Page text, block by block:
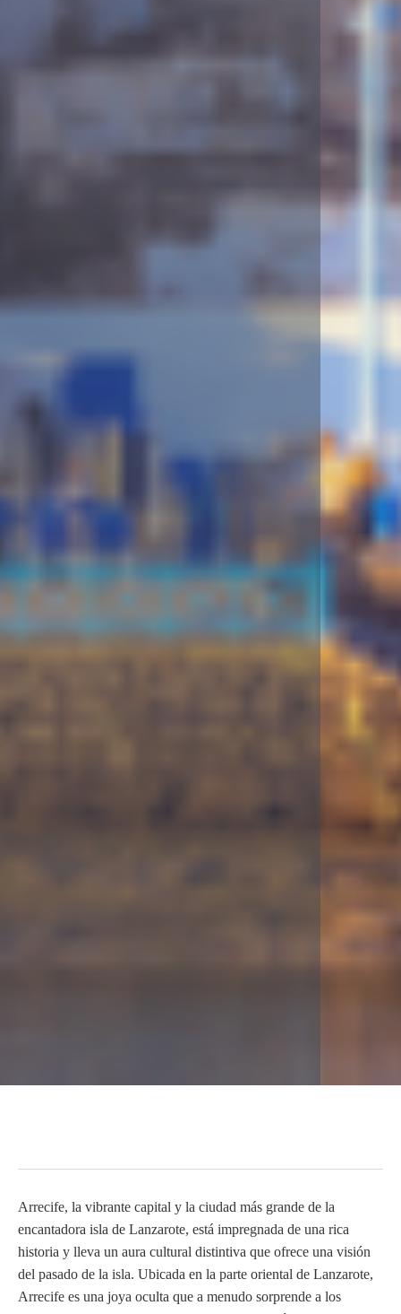
Arrecife, la vibrante capital y la ciudad más grande de la
encantadora isla de Lanzarote, está impregnada de una rica
historia y lleva un aura cultural distintiva que ofrece una visión
del pasado de la isla. Ubicada en la parte oriental de Lanzarote,
Arrecife es una joya oculta que a menudo sorprende a los